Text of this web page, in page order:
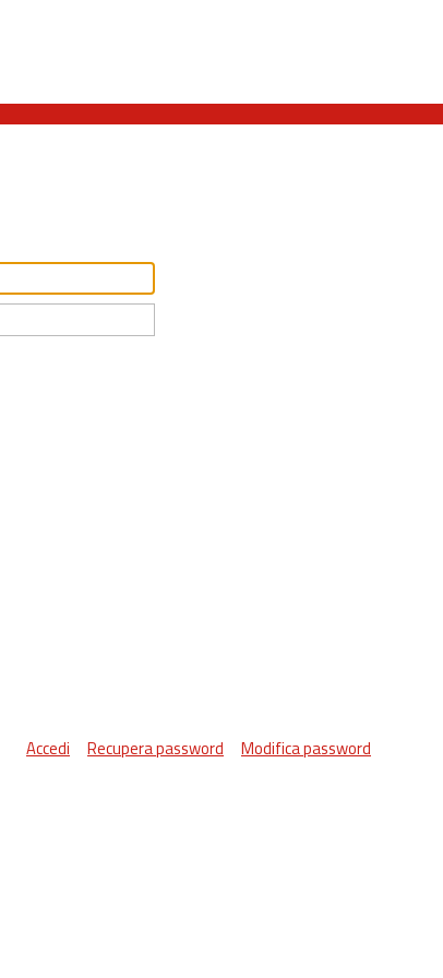
Accedi Recupera password Modifica password